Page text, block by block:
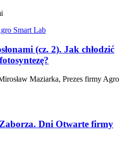
(cz. 2). Jak chłodzić
Maziarka, Prezes firmy Agro
Dni Otwarte firmy